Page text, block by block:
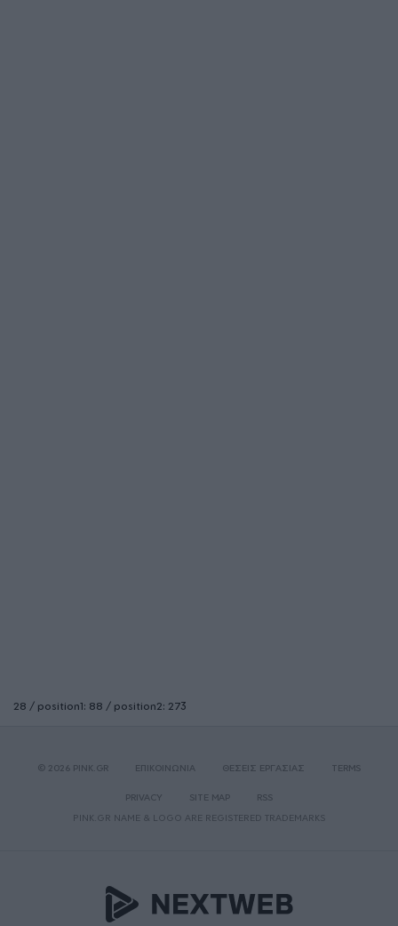
28 / position1: 88 / position2: 273
© 2026 PINK.GR ΕΠΙΚΟΙΝΩΝΙΑ ΘΕΣΕΙΣ ΕΡΓΑΣΙΑΣ TERMS
PRIVACY SITE MAP
RSS
PINK.GR NAME & LOGO ARE REGISTERED TRADEMARKS